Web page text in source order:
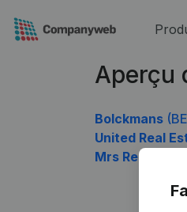
Aperçu
Bolckmans
United Real
Mrs Recycling